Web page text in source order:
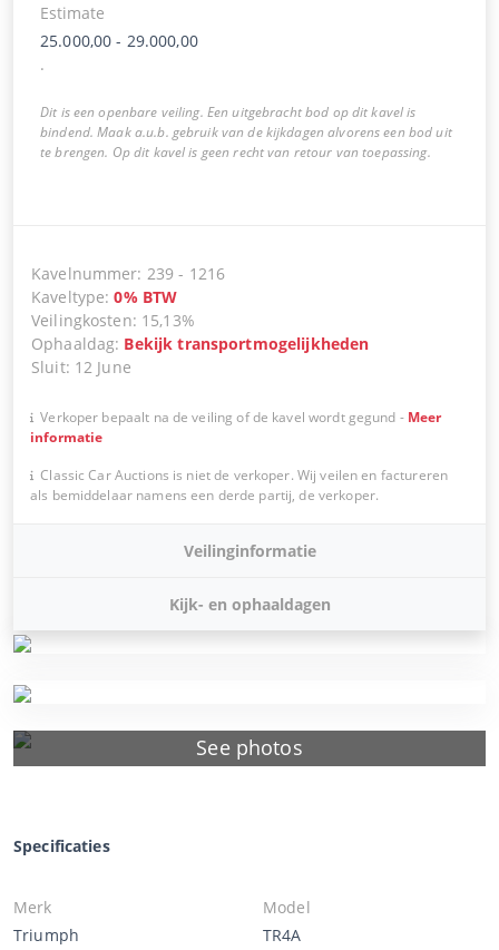
See photos
Estimate
25.000,00 - 29.000,00
.
Dit is een openbare veiling. Een uitgebracht bod op dit kavel is
bindend. Maak a.u.b. gebruik van de kijkdagen alvorens een bod uit
te brengen. Op dit kavel is geen recht van retour van toepassing.
Kavelnummer: 239 - 1216
Kaveltype:0% BTW
Veilingkosten: 15,13%
Ophaaldag: Bekijk transportmogelijkheden
Sluit: 12 June
Verkoper bepaalt na de veiling of de kavel wordt gegund - Meer
informatie
Classic Car Auctions is niet de verkoper. Wij veilen en factureren
als bemiddelaar namens een derde partij, de verkoper.
Veilinginformatie
Kijk- en ophaaldagen
Specificaties
Merk
Triumph
Model
TR4A